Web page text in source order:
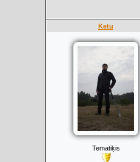
Ketu
Tematiķis